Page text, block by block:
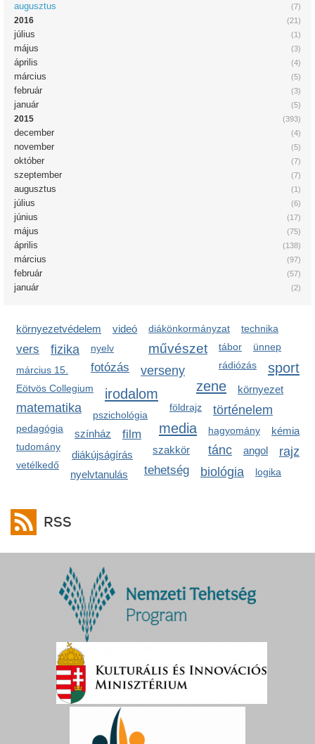
(7)
augusztus
(21)
2016
(1)
július
(3)
május
(4)
április
(5)
március
(3)
február
(5)
január
(393)
2015
(4)
december
(5)
november
(7)
október
(7)
szeptember
(1)
augusztus
(6)
július
(17)
június
(75)
május
(138)
április
(97)
március
(57)
február
(2)
január
környezetvédelem videó diákönkormányzat
művészet
technika
tábor
ünnep
vers fizika
nyelv
rádiózás
fotózás sport
verseny
március 15.
Eötvös Collegium
zene környezet
irodalom
matematika földrajz történelem
pszichológia
media
pedagógia hagyomány
színház kémia
film
tudomány tánc
diákújságírás szakkör angol
vetélkedő tehetség
rajz
biológia
nyelvtanulás logika
RSS